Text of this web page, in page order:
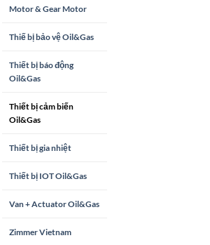
Motor & Gear Motor
Thiế bị bảo vệ Oil&Gas
Thiết bị báo động
Oil&Gas
Thiết bị cảm biến
Oil&Gas
Thiết bị gia nhiệt
Thiết bị IOT Oil&Gas
Van + Actuator Oil&Gas
Zimmer Vietnam